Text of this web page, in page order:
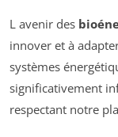
L avenir des
innover et à
systèmes
significativement
respectant notre